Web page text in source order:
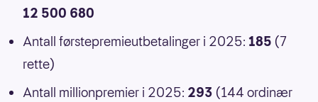
12 500 680
Antall førstepremieutbetalinger i 2025: 185 (7
rette)
Antall millionpremier i 2025: 293 (144 ordinær